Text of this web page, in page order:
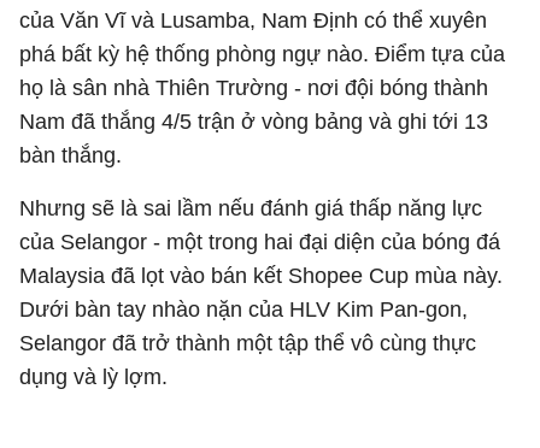
của Văn Vĩ và Lusamba, Nam Định có thể xuyên
phá bất kỳ hệ thống phòng ngự nào. Điểm tựa của
họ là sân nhà Thiên Trường - nơi đội bóng thành
Nam đã thắng 4/5 trận ở vòng bảng và ghi tới 13
bàn thắng.
Nhưng sẽ là sai lầm nếu đánh giá thấp năng lực
của Selangor - một trong hai đại diện của bóng đá
Malaysia đã lọt vào bán kết Shopee Cup mùa này.
Dưới bàn tay nhào nặn của HLV Kim Pan-gon,
Selangor đã trở thành một tập thể vô cùng thực
dụng và lỳ lợm.